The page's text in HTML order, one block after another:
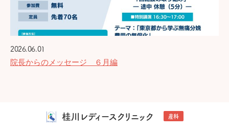
2026.06.01
院長からのメッセージ ６月編
桂川レディースクリニック 産科